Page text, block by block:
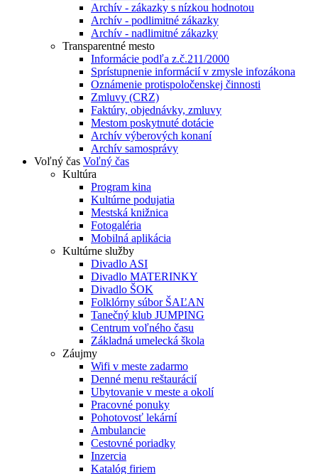
Archív - zákazky s nízkou hodnotou
Archív - podlimitné zákazky
Archív - nadlimitné zákazky
Transparentné mesto
Informácie podľa z.č.211/2000
Sprístupnenie informácií v zmysle infozákona
Oznámenie protispoločenskej činnosti
Zmluvy (CRZ)
Faktúry, objednávky, zmluvy
Mestom poskytnuté dotácie
Archív výberových konaní
Archív samosprávy
Voľný čas Voľný čas
Kultúra
Program kina
Kultúrne podujatia
Mestská knižnica
Fotogaléria
Mobilná aplikácia
Kultúrne služby
Divadlo ASI
Divadlo MATERINKY
Divadlo ŠOK
Folklórny súbor ŠAĽAN
Tanečný klub JUMPING
Centrum voľného času
Základná umelecká škola
Záujmy
Wifi v meste zadarmo
Denné menu reštaurácií
Ubytovanie v meste a okolí
Pracovné ponuky
Pohotovosť lekární
Ambulancie
Cestovné poriadky
Inzercia
Katalóg firiem